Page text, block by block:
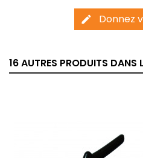
edit Donnez
16 AUTRES PRODUITS DANS